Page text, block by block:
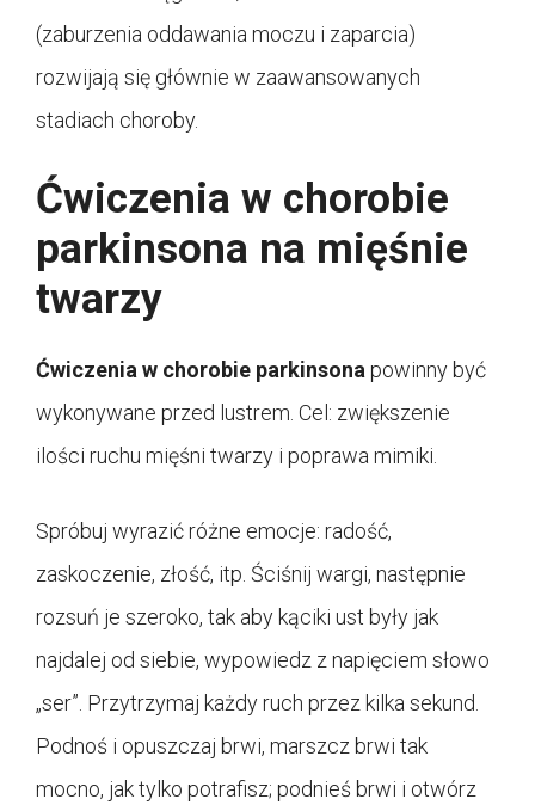
(zaburzenia oddawania moczu i zaparcia)
rozwijają się głównie w zaawansowanych
stadiach choroby.
Ćwiczenia w chorobie
parkinsona na mięśnie
twarzy
Ćwiczenia w chorobie parkinsona powinny być
wykonywane przed lustrem. Cel: zwiększenie
ilości ruchu mięśni twarzy i poprawa mimiki.
Spróbuj wyrazić różne emocje: radość,
zaskoczenie, złość, itp. Ściśnij wargi, następnie
rozsuń je szeroko, tak aby kąciki ust były jak
najdalej od siebie, wypowiedz z napięciem słowo
„ser”. Przytrzymaj każdy ruch przez kilka sekund.
Podnoś i opuszczaj brwi, marszcz brwi tak
mocno, jak tylko potrafisz; podnieś brwi i otwórz